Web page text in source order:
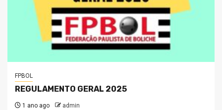
FPBOL
REGULAMENTO GERAL 2025
1 ano ago admin